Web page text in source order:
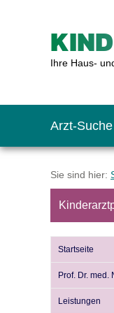
Ihre Haus-
Arzt-Suche
Sie sind hier:
Startseite
Prof. Dr. med.
Leistungen